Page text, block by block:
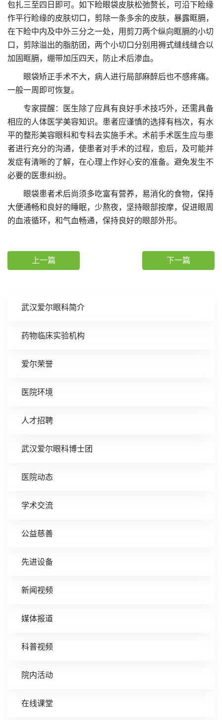
武汉爱尔眼科简介
药物临床实验机构
爱尔荣誉
医院环境
人才招聘
武汉爱尔眼科博士团
医院动态
学术交流
公益慈善
先进设备
新闻视频
媒体报道
科普视频
院内活动
在线课堂
包扎三至四日即可。如下睑眼袋皮肤松弛赘长，可沿下睑缘
作平行睑缘的皮肤切口，剪除一条多余的皮肤，暴露眶膈，
在下睑中内及中外三分之一处，用剪刀两个纵向眶膈的小切
口，剪除溢出的脂肪团，两个小切口分别用褥式缝线缝合以
加固眶膈，绷带加压四天，防止术后渗血。
眼袋矫正手术不大，病人进行局部麻醉后也不感疼痛。
一般一周即可恢复。
专家提醒：医生除了应具有良好手术技巧外，还需具备
相应的人体医学美容知识。患者应谨慎的选择有档次，有水
平的整形美容眼科和专科去实施手术。术前手术医生应与患
者进行充分的沟通，使患者对手术的过程，愈后，及可能并
发症有清晰的了解，在心理上作好心安的准备。避免发生不
必要的医患纠纷。
眼袋患者术后尚须多吃富有营养，易消化的食物，保持
大便通畅和良好的睡眠，少熬夜，坚持眼部按摩，促进眼周
的血液循环，和气血畅通，保持良好的眼部外形。
上一篇 下一篇